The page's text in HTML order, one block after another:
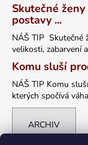
Skutečné
postavy ...
NÁŠ TIP Skutečné
velikosti, zabarvení
Komu sluší
NÁŠ TIP Komu
kterých spočívá
ARCHIV